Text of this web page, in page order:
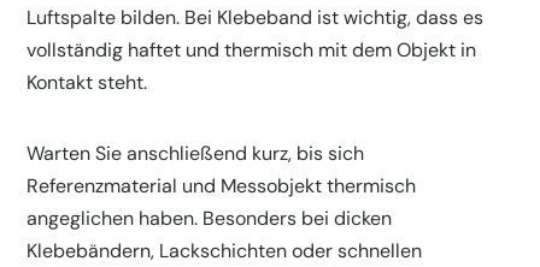
Luftspalte bilden. Bei Klebeband ist wichtig, dass es
vollständig haftet und thermisch mit dem Objekt in
Kontakt steht.
Warten Sie anschließend kurz, bis sich
Referenzmaterial und Messobjekt thermisch
angeglichen haben. Besonders bei dicken
Klebebändern, Lackschichten oder schnellen